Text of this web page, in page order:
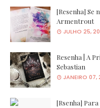
[Resenha] Se
Armentrout
JULHO 25,
Resenha | A
Sebastian
JANEIRO 07,
[Rsenha]